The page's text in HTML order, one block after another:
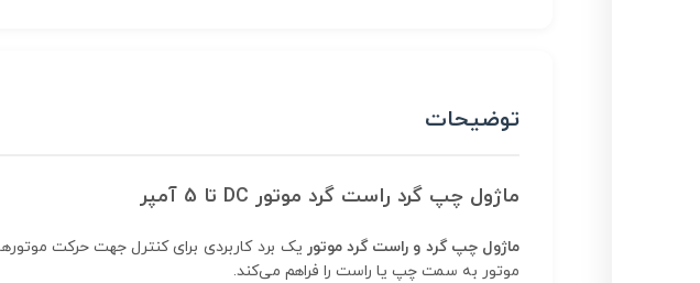
توضیحات
ماژول چپ گرد راست گرد موتور DC تا 5 آمپر
ماژول چپ گرد و راست گرد موتور یک برد کاربردی برای کنترل جهت حرکت
موتور به سمت چپ یا راست را فراهم می‌کند.